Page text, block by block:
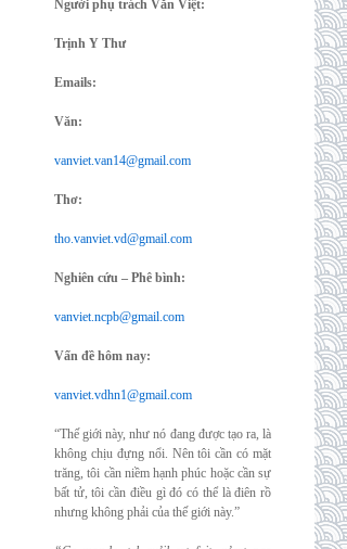
Người phụ trách Văn Việt:
Trịnh Y Thư
Emails:
Văn:
vanviet.van14@gmail.com
Thơ:
tho.vanviet.vd@gmail.com
Nghiên cứu – Phê bình:
vanviet.ncpb@gmail.com
Vấn đề hôm nay:
vanviet.vdhn1@gmail.com
“Thế giới này, như nó đang được tạo ra, là
không chịu đựng nổi. Nên tôi cần có mặt
trăng, tôi cần niềm hạnh phúc hoặc cần sự
bất tử, tôi cần điều gì đó có thể là điên rồ
nhưng không phải của thế giới này.”